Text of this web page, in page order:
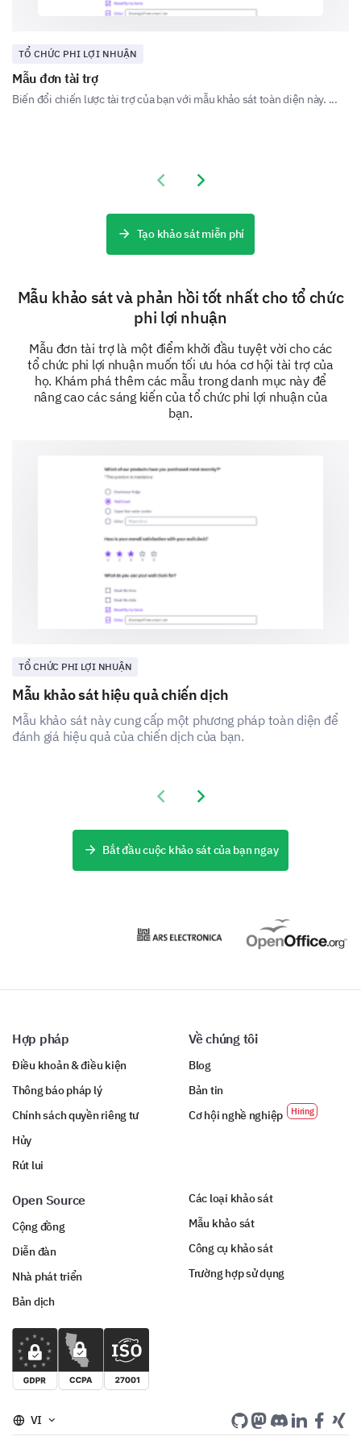
Website
What motivates you to donate to our cause?
Let’s Make Your Donation Experience
Your feedback is crucial in helping us improve. Please
share your thoughts on how we can make your
donation experience even better.
Could you rate your overall experience with our
Very Dissatisfied
Dissatisfied
Very Satisfied
TỔ CHỨC PHI LỢI NHUẬN
Mẫu đơn tài trợ
Biến đổi chiến lược tài trợ của bạn với mẫu khảo sát toàn diện này. ...
Previous slide
Next slide
Tạo khảo sát miễn phí
Mẫu khảo sát và phản hồi tốt nhất cho tổ chức
phi lợi nhuận
Mẫu đơn tài trợ là một điểm khởi đầu tuyệt vời cho các
tổ chức phi lợi nhuận muốn tối ưu hóa cơ hội tài trợ của
họ. Khám phá thêm các mẫu trong danh mục này để
nâng cao các sáng kiến của tổ chức phi lợi nhuận của
bạn.
TỔ CHỨC PHI LỢI NHUẬN
Mẫu khảo sát hiệu quả chiến dịch
Mẫu khảo sát này cung cấp một phương pháp toàn diện để
đánh giá hiệu quả của chiến dịch của bạn.
Previous slide
Next slide
Bắt đầu cuộc khảo sát của bạn ngay
Hợp pháp
Điều khoản & điều kiện
Thông báo pháp lý
Chính sách quyền riêng tư
Hủy
Rút lui
Về chúng tôi
Blog
Bản tin
Cơ hội nghề nghiệp
Open Source
Cộng đồng
Diễn đàn
Nhà phát triển
Bản dịch
Các loại khảo sát
Mẫu khảo sát
Công cụ khảo sát
Trường hợp sử dụng
VI